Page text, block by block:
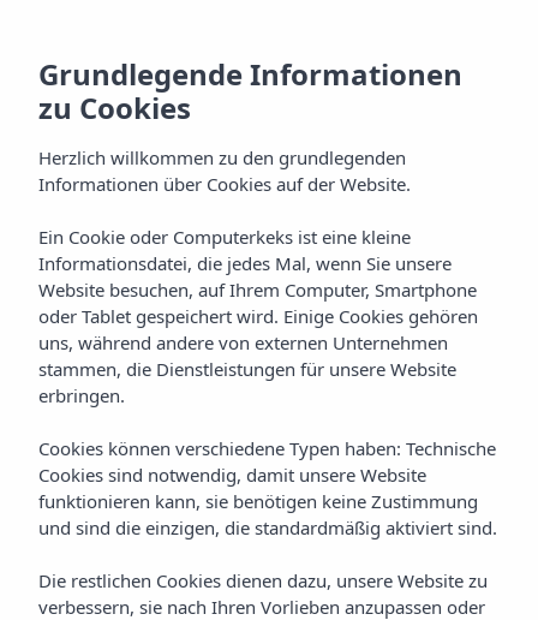
Hotels und Resorts
auf den Balearen
Startseite Reiseziele
Reiseziele unserer Hotels und
Resorts auf den Balearischen
Inseln
Grundlegende Informationen
zu Cookies
Herzlich willkommen zu den grundlegenden
Informationen über Cookies auf der Website.
Ein Cookie oder Computerkeks ist eine kleine
Informationsdatei, die jedes Mal, wenn Sie unsere
Website besuchen, auf Ihrem Computer, Smartphone
oder Tablet gespeichert wird. Einige Cookies gehören
uns, während andere von externen Unternehmen
stammen, die Dienstleistungen für unsere Website
erbringen.
Cookies können verschiedene Typen haben: Technische
Cookies sind notwendig, damit unsere Website
funktionieren kann, sie benötigen keine Zustimmung
und sind die einzigen, die standardmäßig aktiviert sind.
Die restlichen Cookies dienen dazu, unsere Website zu
verbessern, sie nach Ihren Vorlieben anzupassen oder